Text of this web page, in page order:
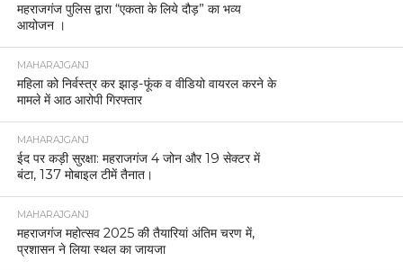
महराजगंज पुलिस द्वारा “एकता के लिये दौड़” का भव्य
आयोजन ।
MAHARAJGANJ
महिला को निर्वस्त्र कर झाड़-फूंक व वीडियो वायरल करने के
मामले में आठ आरोपी गिरफ्तार
MAHARAJGANJ
ईद पर कड़ी सुरक्षा: महराजगंज 4 जोन और 19 सेक्टर में
बंटा, 137 मोबाइल टीमें तैनात।
MAHARAJGANJ
महराजगंज महोत्सव 2025 की तैयारियां अंतिम चरण में,
प्रशासन ने लिया स्थल का जायजा